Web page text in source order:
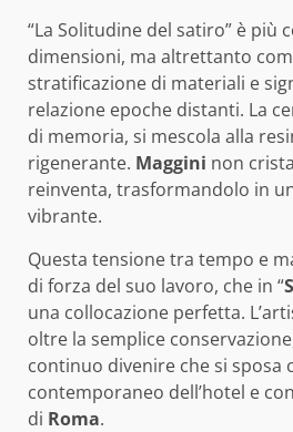
“La Solitudine del satiro” è più
dimensioni, ma altrettanto
stratificazione di materiali e
relazione epoche distanti. La
di memoria, si mescola alla
rigenerante. Maggini non
reinventa, trasformandolo in
vibrante.
Questa tensione tra tempo e
di forza del suo lavoro, che in “
una collocazione perfetta.
oltre la semplice
continuo divenire che si sposa
contemporaneo dell’hotel e
di Roma.